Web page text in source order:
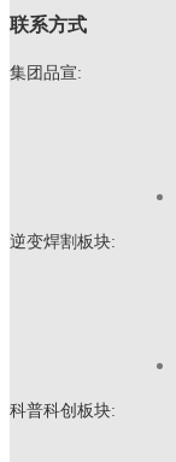
联系方式
集团品宣:
逆变焊割板块:
科普科创板块: